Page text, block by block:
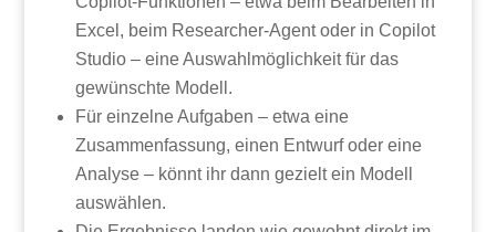
Excel, beim Researcher-Agent oder in Copilot
Studio – eine Auswahlmöglichkeit für das
gewünschte Modell.
Für einzelne Aufgaben – etwa eine
Zusammenfassung, einen Entwurf oder eine
Analyse – könnt ihr dann gezielt ein Modell
auswählen.